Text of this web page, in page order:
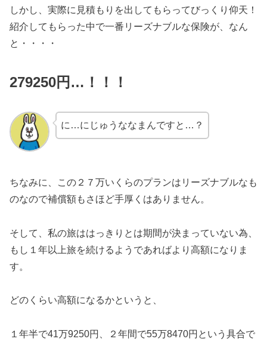
しかし、実際に見積もりを出してもらってびっくり仰天！
紹介してもらった中で一番リーズナブルな保険が、なん
と・・・・
279250円…！！！
に…にじゅうななまんですと…？
ちなみに、この２７万いくらのプランはリーズナブルなも
のなので補償額もさほど手厚くはありません。
そして、私の旅ははっきりとは期間が決まっていない為、
もし１年以上旅を続けるようであればより高額になりま
す。
どのくらい高額になるかというと、
１年半で41万9250円、２年間で55万8470円という具合で